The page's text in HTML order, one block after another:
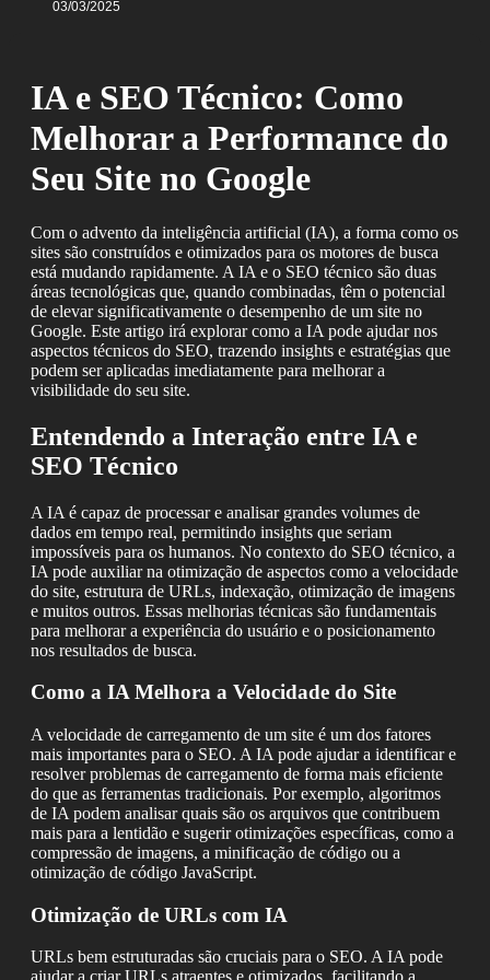
03/03/2025
IA e SEO Técnico: Como
Melhorar a Performance do
Seu Site no Google
Com o advento da inteligência artificial (IA), a forma como os
sites são construídos e otimizados para os motores de busca
está mudando rapidamente. A IA e o SEO técnico são duas
áreas tecnológicas que, quando combinadas, têm o potencial
de elevar significativamente o desempenho de um site no
Google. Este artigo irá explorar como a IA pode ajudar nos
aspectos técnicos do SEO, trazendo insights e estratégias que
podem ser aplicadas imediatamente para melhorar a
visibilidade do seu site.
Entendendo a Interação entre IA e
SEO Técnico
A IA é capaz de processar e analisar grandes volumes de
dados em tempo real, permitindo insights que seriam
impossíveis para os humanos. No contexto do SEO técnico, a
IA pode auxiliar na otimização de aspectos como a velocidade
do site, estrutura de URLs, indexação, otimização de imagens
e muitos outros. Essas melhorias técnicas são fundamentais
para melhorar a experiência do usuário e o posicionamento
nos resultados de busca.
Como a IA Melhora a Velocidade do Site
A velocidade de carregamento de um site é um dos fatores
mais importantes para o SEO. A IA pode ajudar a identificar e
resolver problemas de carregamento de forma mais eficiente
do que as ferramentas tradicionais. Por exemplo, algoritmos
de IA podem analisar quais são os arquivos que contribuem
mais para a lentidão e sugerir otimizações específicas, como a
compressão de imagens, a minificação de código ou a
otimização de código JavaScript.
Otimização de URLs com IA
URLs bem estruturadas são cruciais para o SEO. A IA pode